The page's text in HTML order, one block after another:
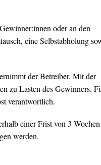
oder an den
eine Selbstabholung
der Betreiber. Mit der
zu Lasten des Gewinners.
verantwortlich.
einer Frist von 3 Wochen
werden.